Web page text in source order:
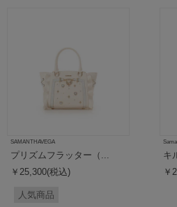
SAMANTHAVEGA
プリズムフラッター（...
￥25,300(税込)
人気商品
キ
￥